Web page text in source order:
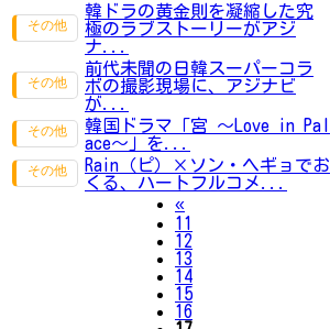
韓ドラの黄金則を凝縮した究
極のラブストーリーがアジ
ナ...
前代未聞の日韓スーパーコラ
ボの撮影現場に、アジナビ
が...
韓国ドラマ「宮 ～Love in Pal
ace～」を...
Rain（ピ）×ソン・ヘギョでお
くる、ハートフルコメ...
«Previous
11
12
13
14
15
16